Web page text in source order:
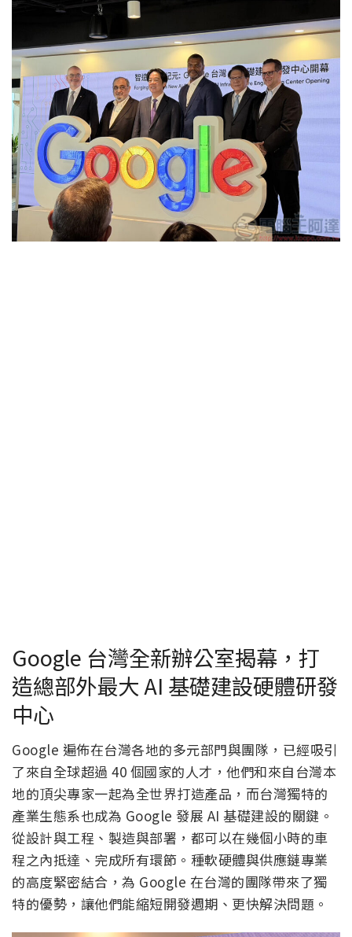
Google 台灣全新辦公室揭幕，打
造總部外最大 AI 基礎建設硬體研發
中心
Google 遍佈在台灣各地的多元部門與團隊，已經吸引
了來自全球超過 40 個國家的人才，他們和來自台灣本
地的頂尖專家一起為全世界打造產品，而台灣獨特的
產業生態系也成為 Google 發展 AI 基礎建設的關鍵。
從設計與工程、製造與部署，都可以在幾個小時的車
程之內抵達、完成所有環節。種軟硬體與供應鏈專業
的高度緊密結合，為 Google 在台灣的團隊帶來了獨
特的優勢，讓他們能縮短開發週期、更快解決問題。